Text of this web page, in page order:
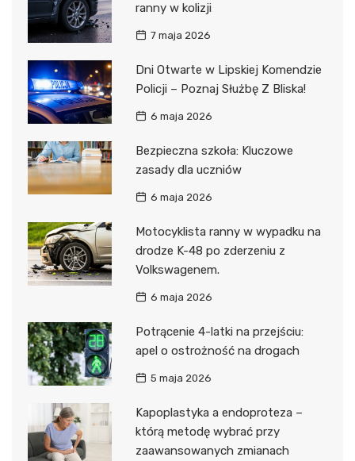
ranny w kolizji
7 maja 2026
Dni Otwarte w Lipskiej Komendzie
Policji – Poznaj Służbę Z Bliska!
6 maja 2026
Bezpieczna szkoła: Kluczowe
zasady dla uczniów
6 maja 2026
Motocyklista ranny w wypadku na
drodze K-48 po zderzeniu z
Volkswagenem.
6 maja 2026
Potrącenie 4-latki na przejściu:
apel o ostrożność na drogach
5 maja 2026
Kapoplastyka a endoproteza –
którą metodę wybrać przy
zaawansowanych zmianach